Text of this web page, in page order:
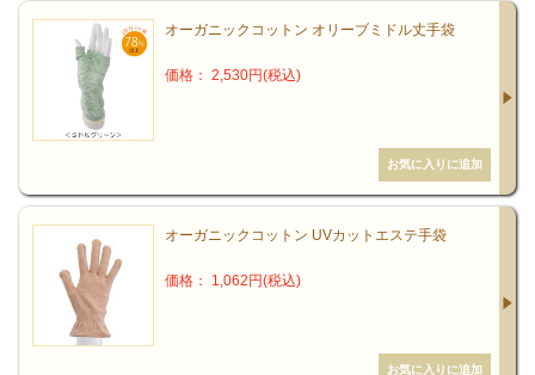
オーガニックコットン オリーブミドル丈手袋
価格： 2,530円(税込)
オーガニックコットン UVカットエステ手袋
価格： 1,062円(税込)